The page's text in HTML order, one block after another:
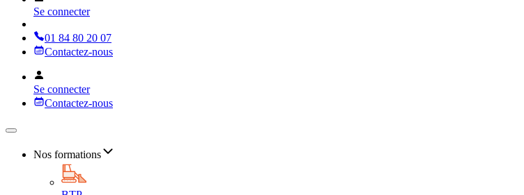
Se connecter
01 84 80 20 07
Contactez-nous
Se connecter
Contactez-nous
Nos formations